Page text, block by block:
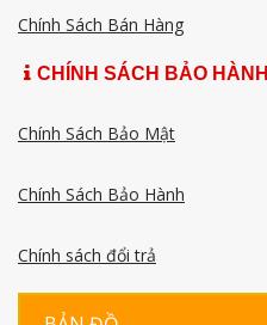
Chính Sách Bán Hàng
CHÍNH SÁCH BẢO HÀNH
Chính Sách Bảo Mật
Chính Sách Bảo Hành
Chính sách đổi trả